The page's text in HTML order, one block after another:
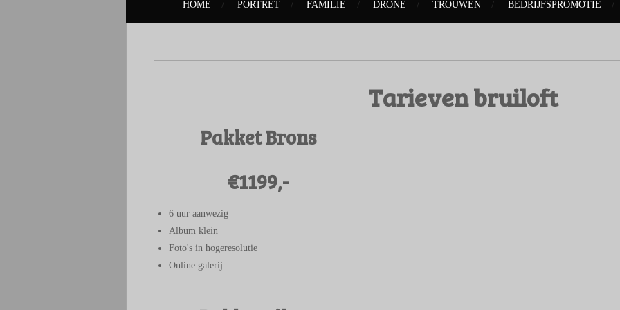
HOME PORTRET FAMILIE DRONE TROUWEN BEDRIJFSPROMOTIE
Tarieven bruiloft
Pakket Brons
€1199,-
6 uur aanwezig
Album klein
Foto's in hogeresolutie
Online galerij